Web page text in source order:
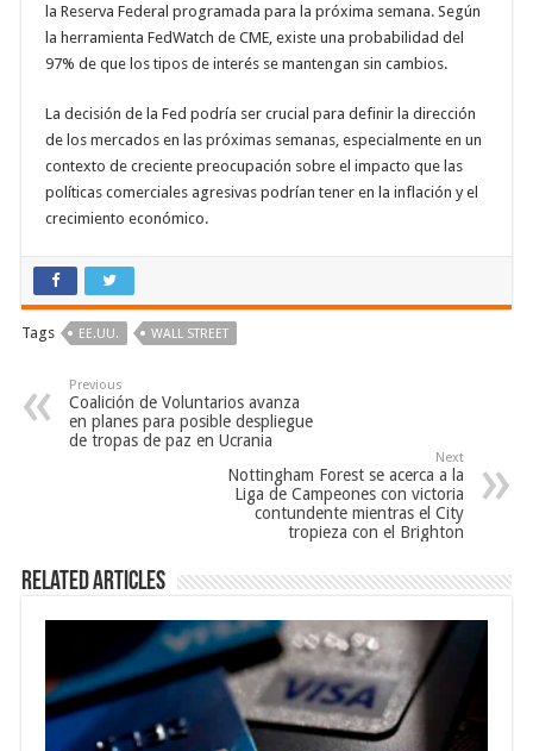
la Reserva Federal programada para la próxima semana. Según
la herramienta FedWatch de CME, existe una probabilidad del
97% de que los tipos de interés se mantengan sin cambios.
La decisión de la Fed podría ser crucial para definir la dirección
de los mercados en las próximas semanas, especialmente en un
contexto de creciente preocupación sobre el impacto que las
políticas comerciales agresivas podrían tener en la inflación y el
crecimiento económico.
Tags EE.UU. WALL STREET
Previous
Coalición de Voluntarios avanza
en planes para posible despliegue
de tropas de paz en Ucrania
Next
Nottingham Forest se acerca a la
Liga de Campeones con victoria
contundente mientras el City
tropieza con el Brighton
Related Articles